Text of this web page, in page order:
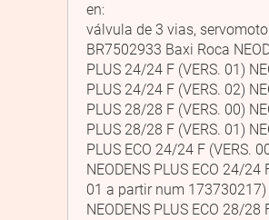
en:
válvula de 3 vias,
BR7502933 Baxi Roca
PLUS 24/24 F (VERS. 01)
PLUS 24/24 F (VERS. 02)
PLUS 28/28 F (VERS. 00)
PLUS 28/28 F (VERS. 01)
PLUS ECO 24/24 F (VERS.
NEODENS PLUS ECO 24/24
01 a partir num 173730217)
NEODENS PLUS ECO 28/28